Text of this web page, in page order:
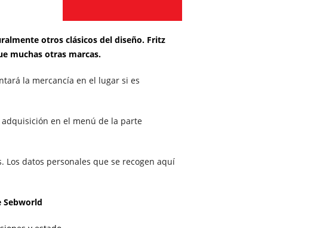
otros clásicos del diseño. Fritz
muchas otras marcas.
la mercancía en el lugar si es
en el menú de la parte
Los datos personales que se recogen aquí
Sebworld